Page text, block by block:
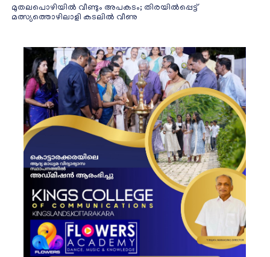
മുതലപൊഴിയിൽ വീണ്ടും അപകടം; തിരയിൽപ്പെട്ട്
മത്സ്യത്തൊഴിലാളി കടലിൽ വീണു